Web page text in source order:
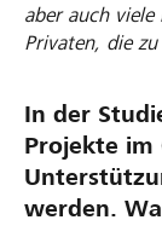
aber auch viele
Privaten, die
In der
Projekte
werden.